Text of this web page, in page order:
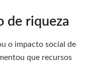
de riqueza
o impacto social de
que recursos